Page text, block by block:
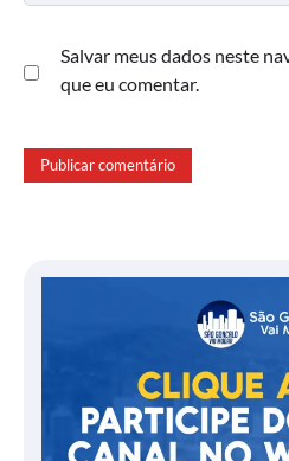
Salvar meus dados neste
que eu comentar.